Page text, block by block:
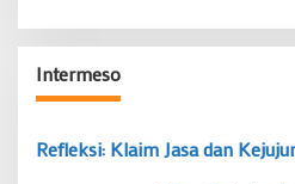
Intermeso
Refleksi: Klaim Jasa dan